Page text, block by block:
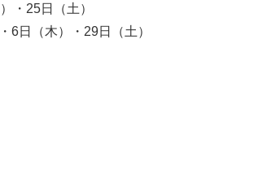
・25日（土）
6日（木）・29日（土）